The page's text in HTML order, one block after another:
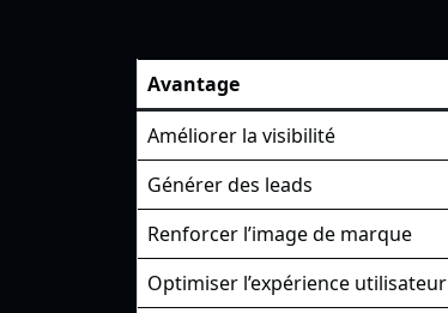
Avantage
Améliorer la visibilité
Générer des leads
Renforcer l’image de marque
Optimiser l’expérience utilisateur